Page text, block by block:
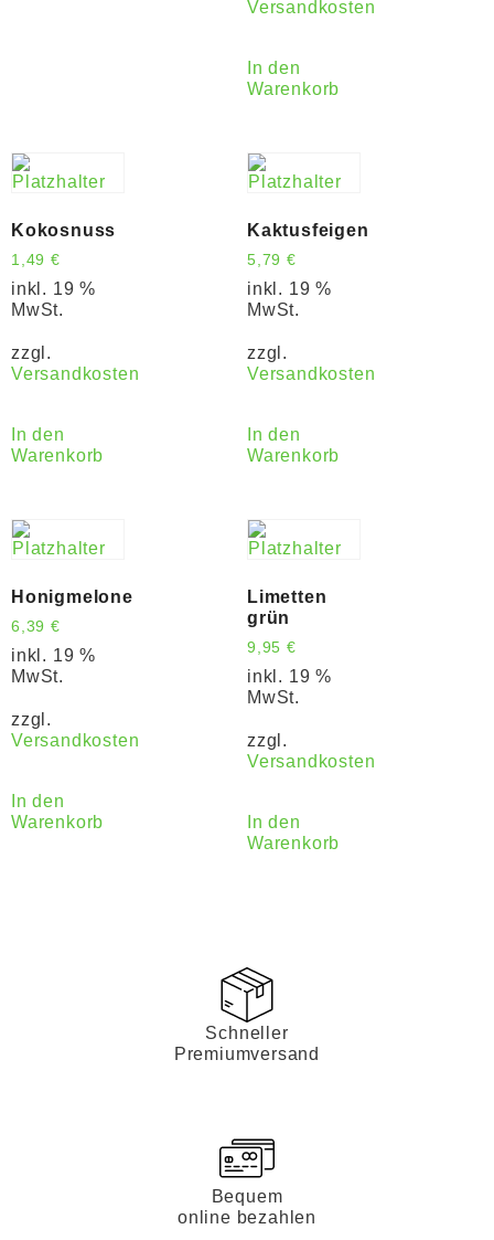
Versandkosten
In den
Warenkorb
Kokosnuss
1,49 €
inkl. 19 %
MwSt.
zzgl.
Versandkosten
In den
Warenkorb
Kaktusfeigen
5,79 €
inkl. 19 %
MwSt.
zzgl.
Versandkosten
In den
Warenkorb
Honigmelone
6,39 €
inkl. 19 %
MwSt.
zzgl.
Versandkosten
In den
Warenkorb
Limetten
grün
9,95 €
inkl. 19 %
MwSt.
zzgl.
Versandkosten
In den
Warenkorb
Schneller
Premiumversand
Bequem
online bezahlen